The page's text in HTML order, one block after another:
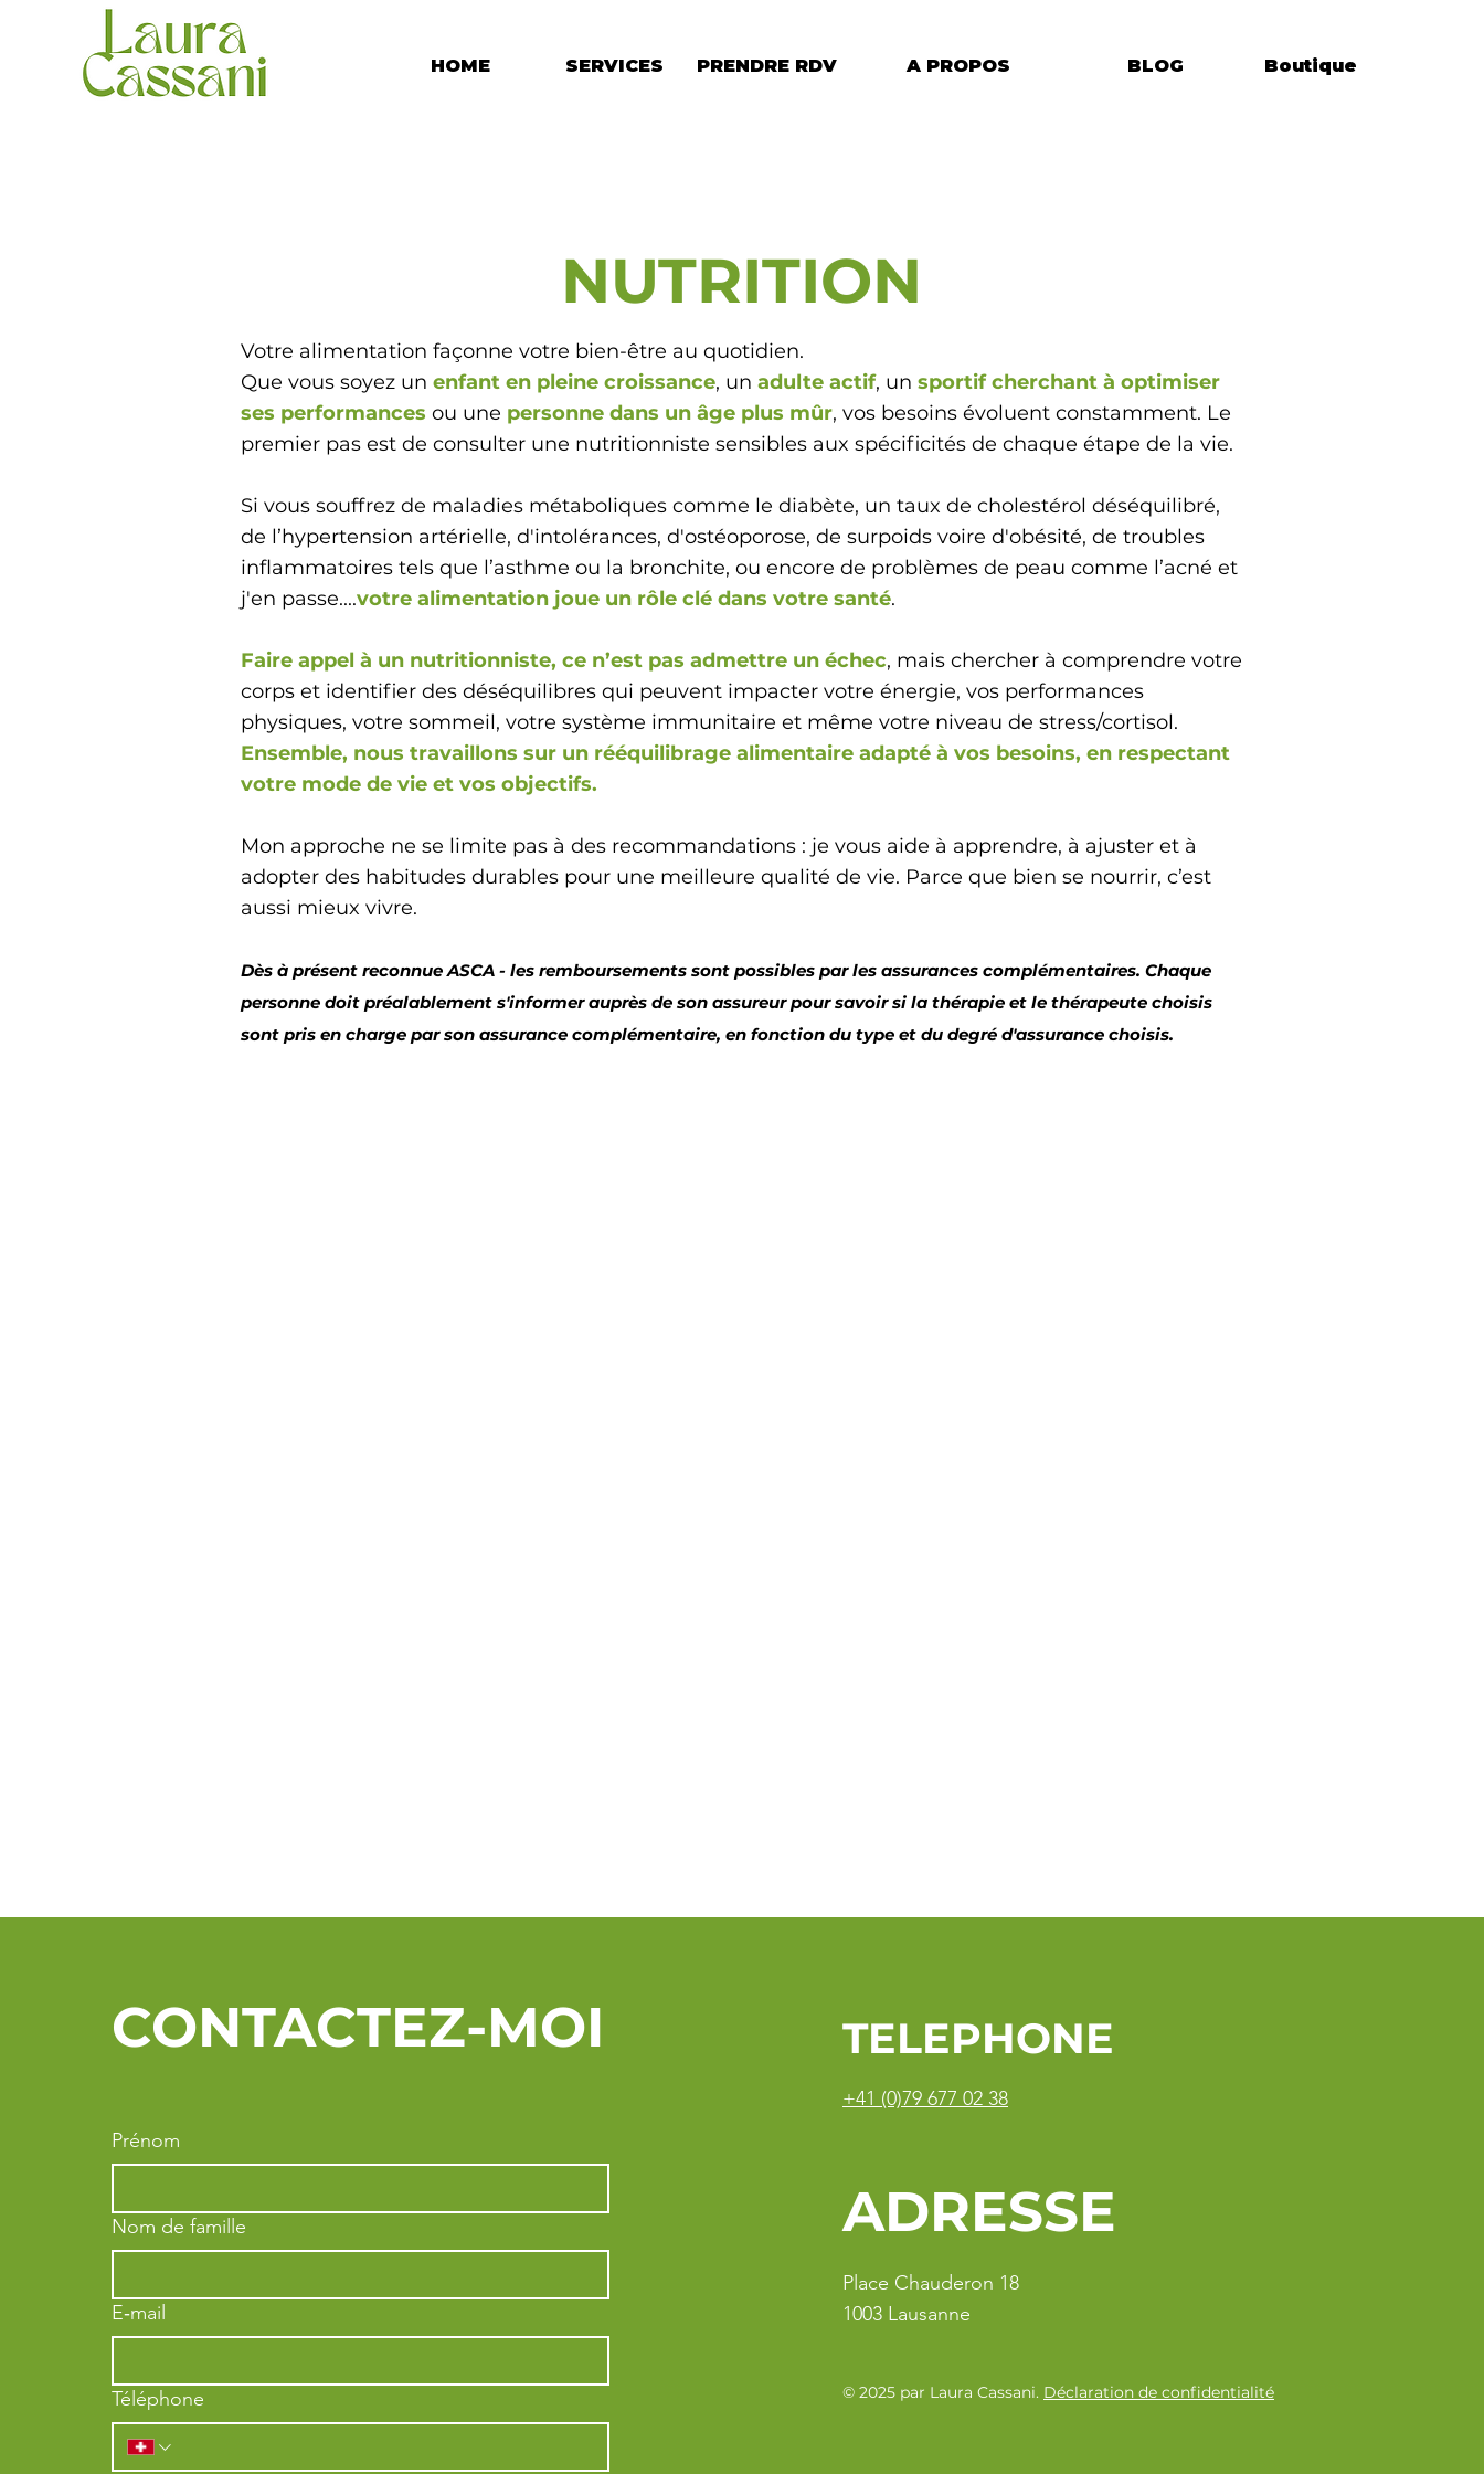
HOME SERVICES PRENDRE RDV A PROPOS BLOG Boutique
NUTRITION
Votre alimentation façonne votre bien-être au quotidien.
Que vous soyez un enfant en pleine croissance, un adulte actif, un sportif cherchant à optimiser
ses performances ou une personne dans un âge plus mûr, vos besoins évoluent constamment. Le
premier pas est de consulter une nutritionniste sensibles aux spécificités de chaque étape de la vie.
Si vous souffrez de maladies métaboliques comme le diabète, un taux de cholestérol déséquilibré,
de l’hypertension artérielle, d'intolérances, d'ostéoporose, de surpoids voire d'obésité, de troubles
inflammatoires tels que l’asthme ou la bronchite, ou encore de problèmes de peau comme l’acné et
j'en passe....votre alimentation joue un rôle clé dans votre santé.
Faire appel à un nutritionniste, ce n’est pas admettre un échec, mais chercher à comprendre votre
corps et identifier des déséquilibres qui peuvent impacter votre énergie, vos performances
physiques, votre sommeil, votre système immunitaire et même votre niveau de stress/cortisol.
Ensemble, nous travaillons sur un rééquilibrage alimentaire adapté à vos besoins, en respectant
votre mode de vie et vos objectifs.
Mon approche ne se limite pas à des recommandations : je vous aide à apprendre, à ajuster et à
adopter des habitudes durables pour une meilleure qualité de vie. Parce que bien se nourrir, c’est
aussi mieux vivre.
Dès à présent reconnue ASCA - les remboursements sont possibles par les assurances complémentaires. Chaque
personne doit préalablement s'informer auprès de son assureur pour savoir si la thérapie et le thérapeute choisis
sont pris en charge par son assurance complémentaire, en fonction du type et du degré d'assurance choisis.
CONTACTEZ-MOI
Prénom
Nom de famille
E‑mail
Téléphone
TELEPHONE
+41 (0)79 677 02 38
ADRESSE
Place Chauderon 18
1003 Lausanne
© 2025 par Laura Cassani. Déclaration de confidentialité